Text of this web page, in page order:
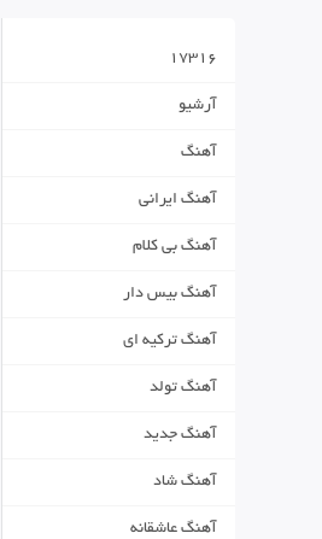
17316
آرشیو
آهنگ
آهنگ ایرانی
آهنگ بی کلام
آهنگ بیس دار
آهنگ ترکیه ای
آهنگ تولد
آهنگ جدید
آهنگ شاد
آهنگ عاشقانه